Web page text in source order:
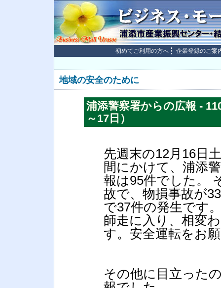
初めてご利用の方へ 企業登録のご案
地域の安全のために
浦添警察署からの広報 -
～17日）
先週末の12月16日
間にかけて、浦添
報は95件でした。
故で、物損事故が
で37件の発生です
師走に入り、相変
す。安全運転をお
その他に目立った